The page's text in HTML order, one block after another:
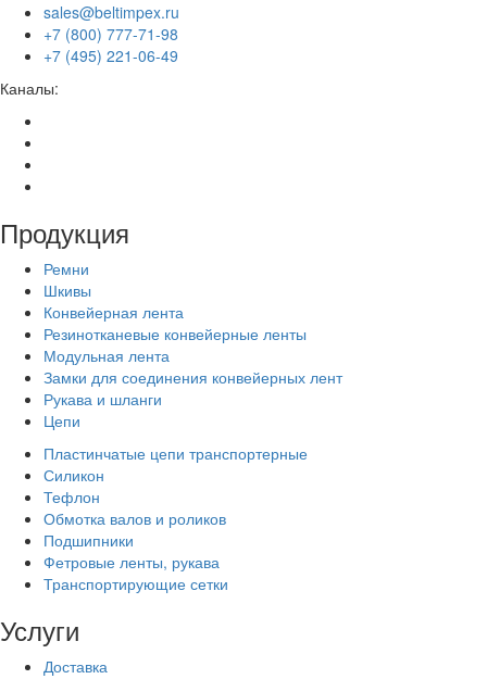
sales@beltimpex.ru
+7 (800) 777-71-98
+7 (495) 221-06-49
Каналы:
Продукция
Ремни
Шкивы
Конвейерная лента
Резинотканевые конвейерные ленты
Модульная лента
Замки для соединения конвейерных лент
Рукава и шланги
Цепи
Пластинчатые цепи транспортерные
Силикон
Тефлон
Обмотка валов и роликов
Подшипники
Фетровые ленты, рукава
Транспортирующие сетки
Услуги
Доставка